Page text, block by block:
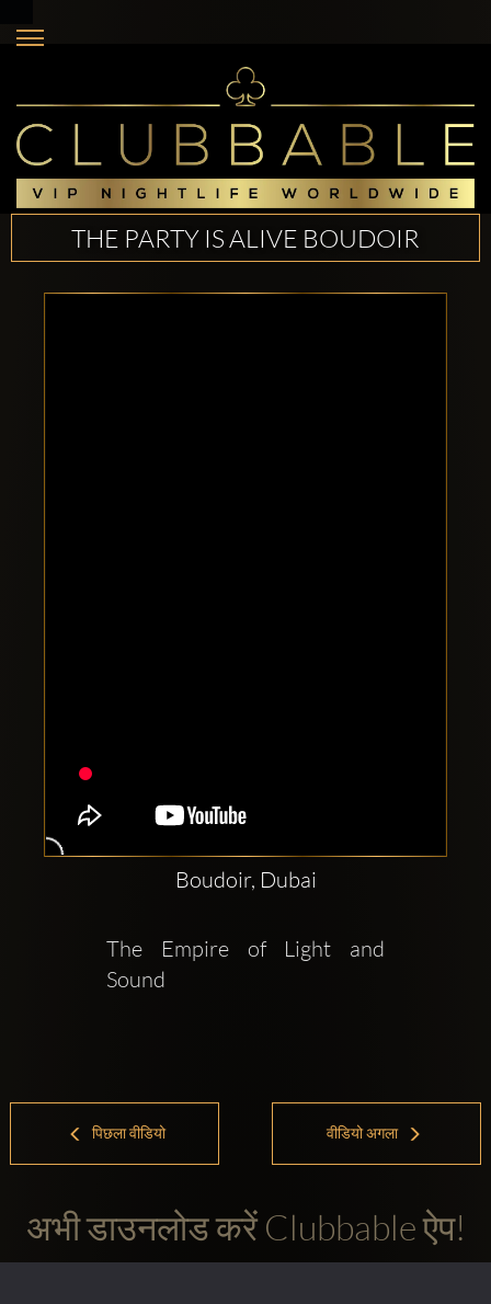
THE PARTY IS ALIVE BOUDOIR
Boudoir, Dubai
The Empire of Light and
Sound
पिछला वीडियो वीडियो अगला
अभी डाउनलोड करें Clubbable ऐप!